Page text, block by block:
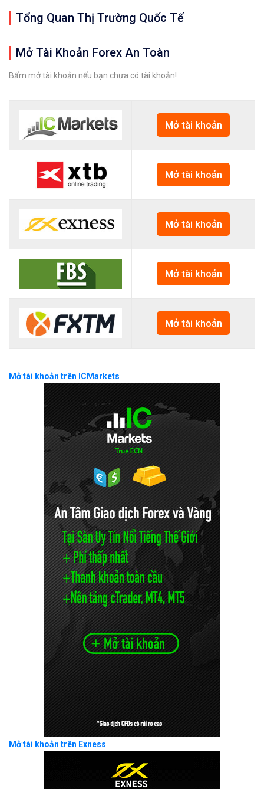
Tổng Quan Thị Trường Quốc Tế
Mở Tài Khoản Forex An Toàn
Bấm mở tài khoản nếu bạn chưa có tài khoản!
Mở tài khoản
Mở tài khoản
Mở tài khoản
Mở tài khoản
Mở tài khoản
Mở tài khoản trên ICMarkets
Mở tài khoản trên Exness